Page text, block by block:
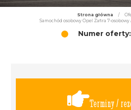
Strona główna /
Samochód osobowy Opel Zafira 7-
Numer oferty:
Terminy /